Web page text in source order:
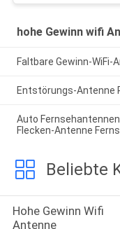
hohe Gewinn wifi
Faltbare Gewinn-WiFi-
Entstörungs-Antenne
Auto
Flecken-Antenne
Beliebte
Hohe Gewinn Wifi
Antenne